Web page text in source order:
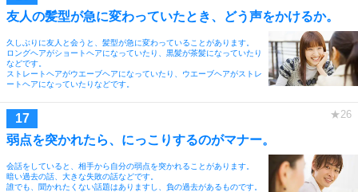
友人の髪型が急に変わっていたとき、どう声をかけるか。
久しぶりに友人と会うと、髪型が急に変わっていることがあります。
ロングヘアがショートヘアになっていたり、黒髪が茶髪になっていたり
などです。
ストレートヘアがウエーブヘアになっていたり、ウエーブヘアがストレ
ートヘアになっていたりなどです。
弱点を突かれたら、にっこりするのがマナー。
会話をしていると、相手から自分の弱点を突かれることがあります。
暗い過去の話、大きな失敗の話などです。
誰でも、聞かれたくない話題はありますし、負の過去があるものです。